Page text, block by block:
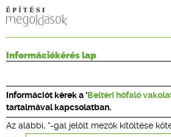
CPR
ÉPÍTÉSI JOG
Információkérés lap
Információt kérek a ' Beltéri hőfaló
tartalmával kapcsolatban.
Az alábbi, *-gal jelölt mezők kitöltése